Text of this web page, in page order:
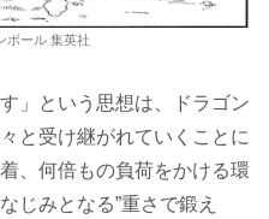
ボール 集英社
」という思想は、ドラゴン
と受け継がれていくことに
、何倍もの負荷をかける環
じみとなる”重さで鍛え